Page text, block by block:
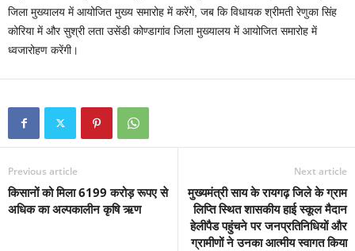
जिला मुख्यालय में आयोजित मुख्य समारोह में करेंगे, जब कि विधायक श्रीमती रेणुका सिंह
कोरिया में और सुश्री लता उसेंडी कोण्डागांव जिला मुख्यालय में आयोजित समारोह में
ध्वजारोहण करेंगी।
Previous article
किसानों को मिला 6199 करोड़ रूपए से
अधिक का अल्पकालीन कृषि ऋण
Next article
मुख्यमंत्री साय के रायगढ़ जिले के ग्राम
लिप्ति स्थित शासकीय हाई स्कूल मैदान
हेलीपैड पहुंचने पर जनप्रतिनिधियों और
ग्रामीणों ने उनका आत्मीय स्वागत किया